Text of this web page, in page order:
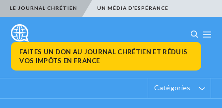
LE JOURNAL CHRÉTIEN UN MÉDIA D’ESPÉRANCE
FAITES UN DON AU JOURNAL CHRÉTIEN ET RÉDUIS
VOS IMPÔTS EN FRANCE
Catégories